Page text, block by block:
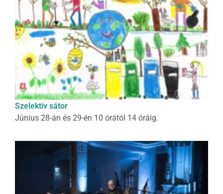
Szelektív sátor
Június 28-án és 29-én 10 órától 14 óráig.